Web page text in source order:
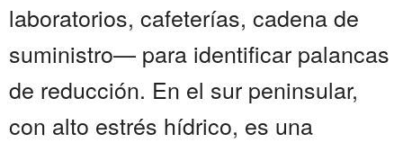
laboratorios, cafeterías, cadena de
suministro— para identificar palancas
de reducción. En el sur peninsular,
con alto estrés hídrico, es una